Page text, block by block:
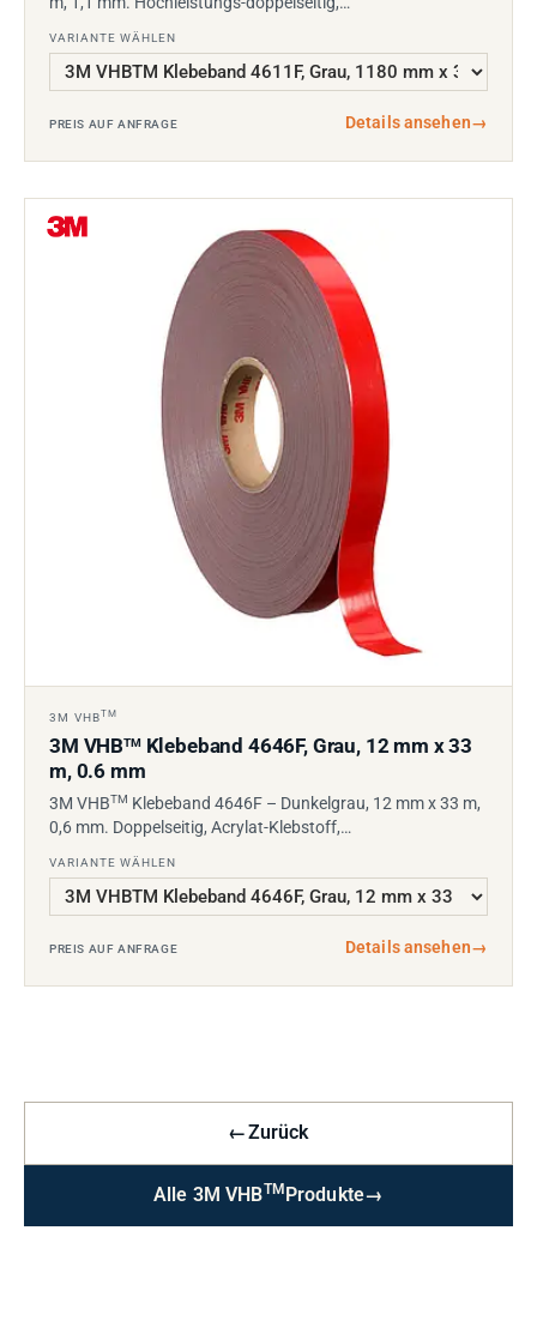
VARIANTE WÄHLEN
PREIS AUF ANFRAGE Details ansehen→
3M VHBTM
3M VHBTMKlebeband 4646F, Grau, 12 mm x 33
m, 0.6 mm
3M VHBTM Klebeband 4646F – Dunkelgrau, 12 mm x 33 m,
0,6 mm. Doppelseitig, Acrylat-Klebstoff,…
VARIANTE WÄHLEN
PREIS AUF ANFRAGE Details ansehen→
←Zurück
Alle 3M VHBTM Produkte→